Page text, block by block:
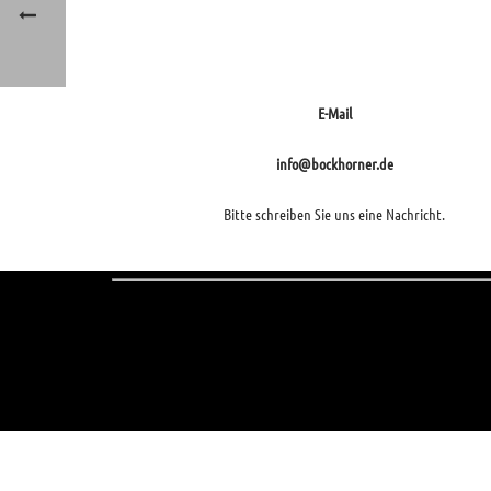
E-Mail
info@bockhorner.de
Bitte schreiben Sie uns eine Nachricht.